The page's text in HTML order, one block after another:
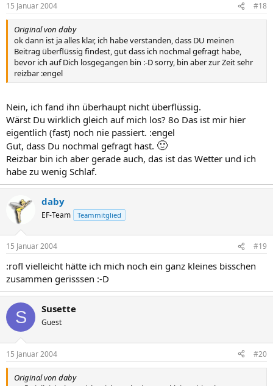
15 Januar 2004 #18
Original von daby
ok dann ist ja alles klar, ich habe verstanden, dass DU meinen
Beitrag überflüssig findest, gut dass ich nochmal gefragt habe,
bevor ich auf Dich losgegangen bin :-D sorry, bin aber zur Zeit sehr
reizbar :engel
Nein, ich fand ihn überhaupt nicht überflüssig.
Wärst Du wirklich gleich auf mich los? 8o Das ist mir hier
eigentlich (fast) noch nie passiert. :engel
Gut, dass Du nochmal gefragt hast. 🙂
Reizbar bin ich aber gerade auch, das ist das Wetter und ich
habe zu wenig Schlaf.
daby
EF-Team Teammitglied
15 Januar 2004 #19
:rofl vielleicht hätte ich mich noch ein ganz kleines bisschen
zusammen gerisssen :-D
S Susette
Guest
15 Januar 2004 #20
Original von daby